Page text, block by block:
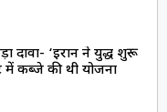
दावा- ‘ईरान ने युद्ध शुरू
में कब्जे की थी योजना